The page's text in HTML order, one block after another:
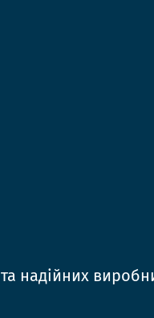
надійних